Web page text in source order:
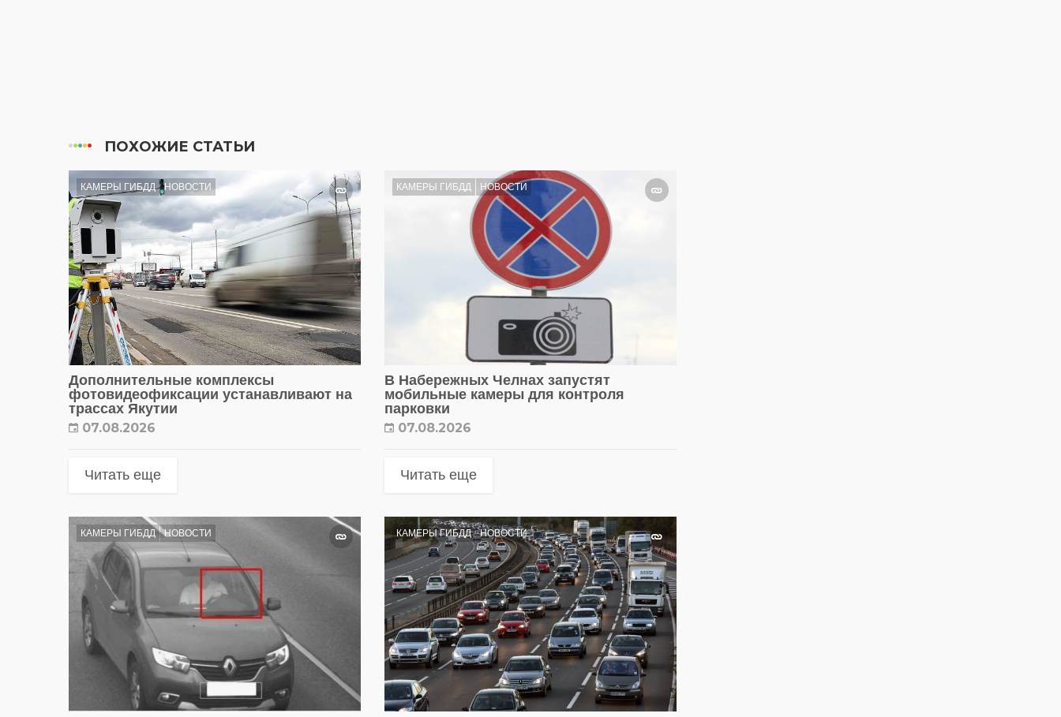
ПОХОЖИЕ СТАТЬИ
КАМЕРЫ ГИБДД НОВОСТИ
Дополнительные комплексы
фотовидеофиксации устанавливают на
трассах Якутии
07.08.2026
Читать еще
КАМЕРЫ ГИБДД НОВОСТИ
В Набережных Челнах запустят
мобильные камеры для контроля
парковки
07.08.2026
Читать еще
КАМЕРЫ ГИБДД НОВОСТИ КАМЕРЫ ГИБДД НОВОСТИ